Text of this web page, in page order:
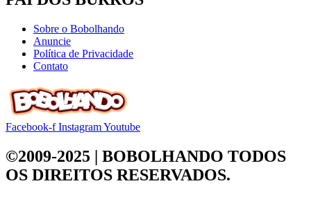
Sobre o Bobolhando
Anuncie
Política de Privacidade
Contato
Facebook-f InstagramYoutube
©2009-2025 | BOBOLHANDO TODOS
OS DIREITOS RESERVADOS.